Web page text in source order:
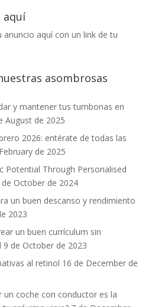
aquí
aquí con un link de tu
asombrosas
y mantener tus tumbonas en
August de 2025
2026: entérate de todas las
de 2025
Potential Through Personalised
de October de 2024
un buen descanso y rendimiento
2023
un buen currículum sin
9 de October de 2023
al retinol 16 de December de
un coche con conductor es la